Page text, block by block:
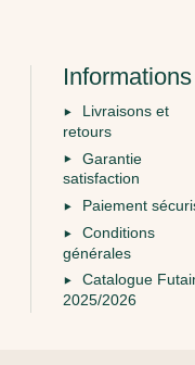
Informations
Livraisons et
retours
Garantie
satisfaction
Paiement
Conditions
générales
Catalogue
2025/2026